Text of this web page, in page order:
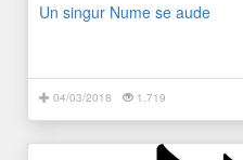
Un singur Nume se aude
04/03/2018 1.719